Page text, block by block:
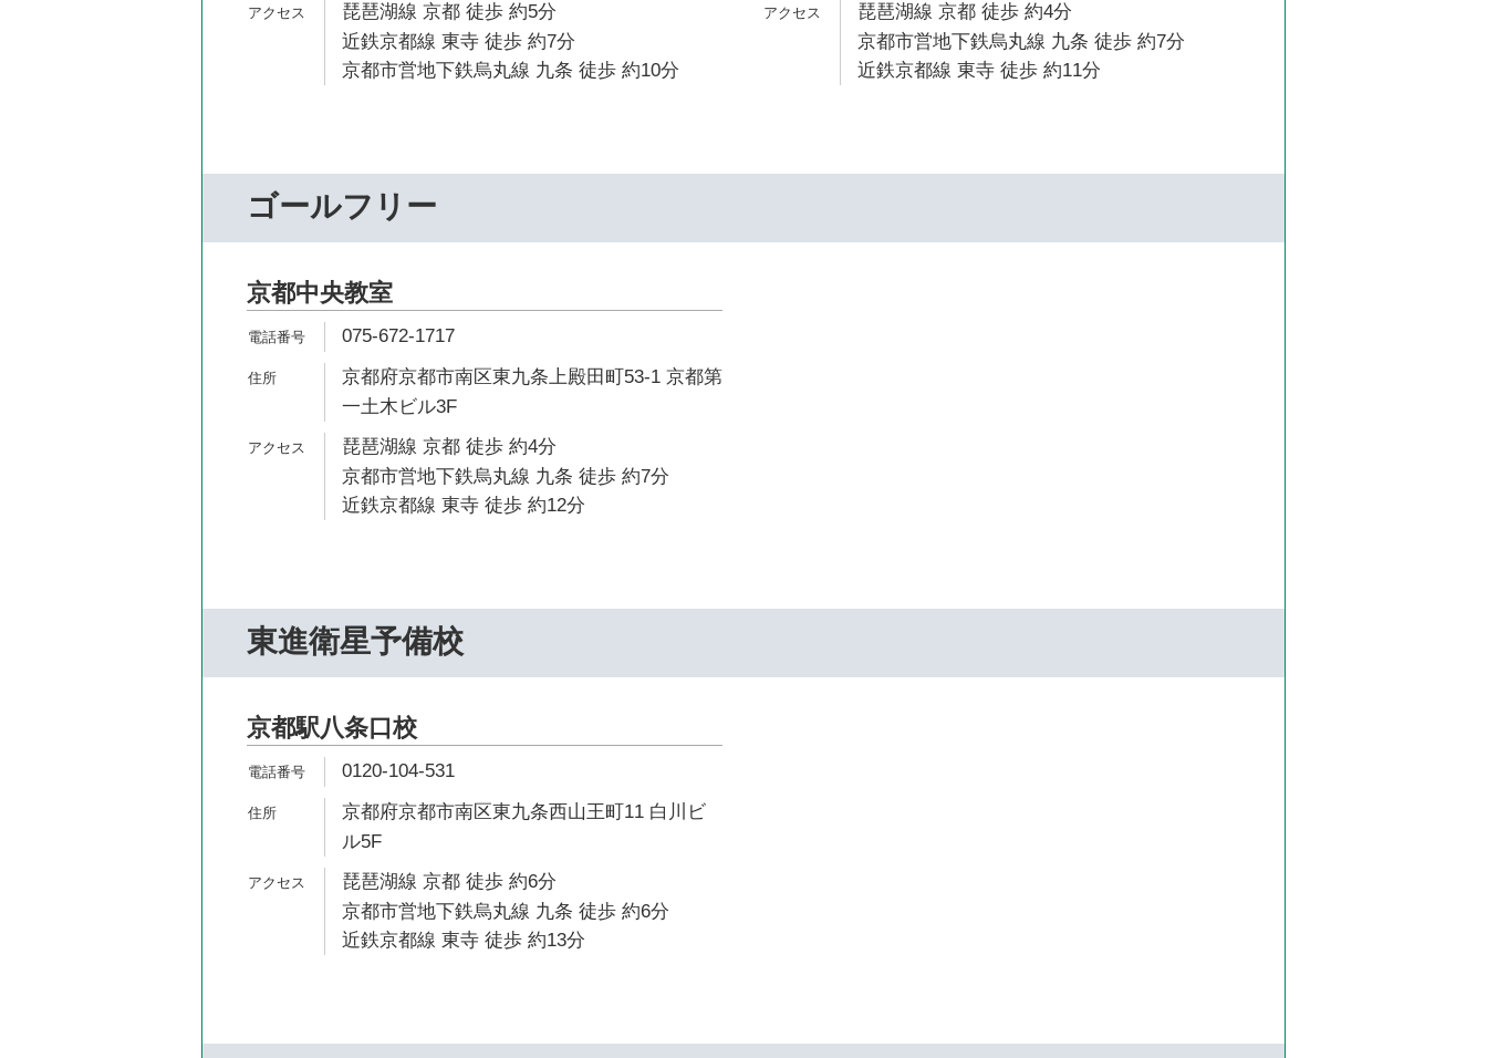
琵琶湖線 京都 徒歩 約5分
近鉄京都線 東寺 徒歩 約7分
京都市営地下鉄烏丸線 九条 徒歩 約10分
琵琶湖線 京都 徒歩 約4分
京都市営地下鉄烏丸線 九条 徒歩 約7分
近鉄京都線 東寺 徒歩 約11分
ゴールフリー
京都中央教室
075-672-1717
京都府京都市南区東九条上殿田町53-1 京都第
一土木ビル3F
琵琶湖線 京都 徒歩 約4分
京都市営地下鉄烏丸線 九条 徒歩 約7分
近鉄京都線 東寺 徒歩 約12分
東進衛星予備校
京都駅八条口校
0120-104-531
京都府京都市南区東九条西山王町11 白川ビ
ル5F
琵琶湖線 京都 徒歩 約6分
京都市営地下鉄烏丸線 九条 徒歩 約6分
近鉄京都線 東寺 徒歩 約13分